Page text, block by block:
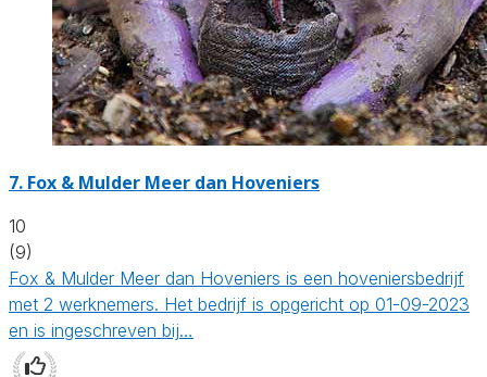
7. Fox & Mulder Meer dan Hoveniers
10
(9)
Fox & Mulder Meer dan Hoveniers is een hoveniersbedrijf
met 2 werknemers. Het bedrijf is opgericht op 01-09-2023
en is ingeschreven bij…